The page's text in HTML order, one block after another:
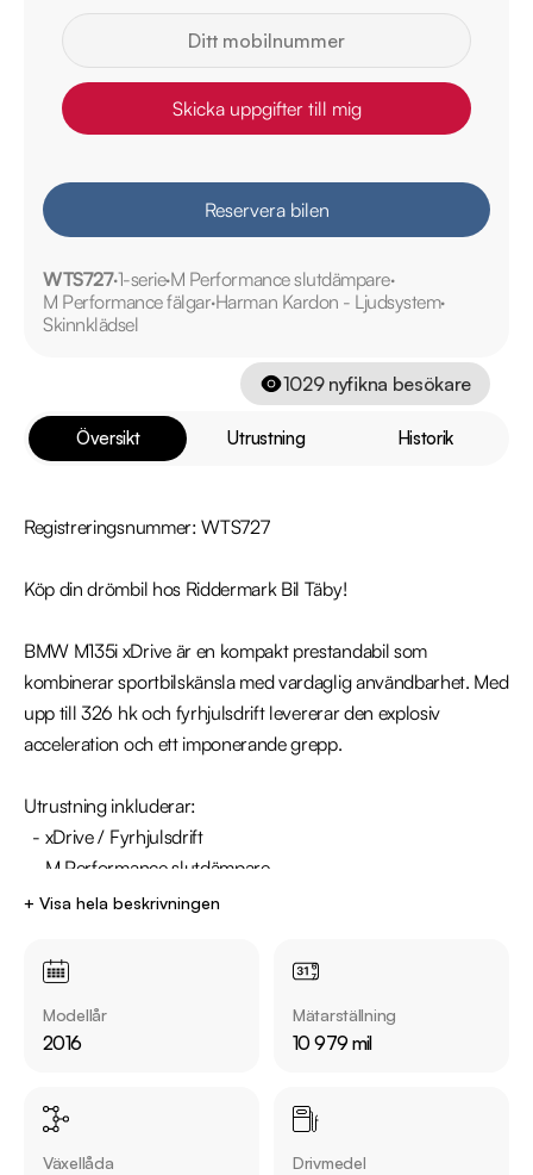
Skicka uppgifter till mig
Reservera bilen
WTS7271-serieM Performance slutdämpare
M Performance fälgarHarman Kardon - Ljudsystem
Skinnklädsel
1029nyfikna besökare
Översikt Utrustning Historik
Registreringsnummer: WTS727
Köp din drömbil hos Riddermark Bil Täby!
BMW M135i xDrive är en kompakt prestandabil som
kombinerar sportbilskänsla med vardaglig användbarhet. Med
upp till 326 hk och fyrhjulsdrift levererar den explosiv
acceleration och ett imponerande grepp.
Utrustning inkluderar:
  - M Performance fälgar
+ Visa hela beskrivningen
Modellår
2016
Mätarställning
10 979 mil
Växellåda Drivmedel